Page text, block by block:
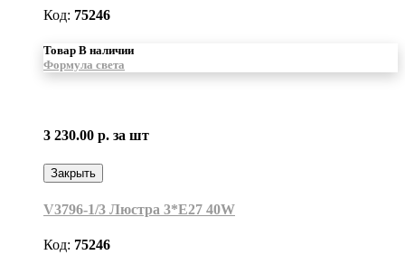
Код: 75246
Товар В наличии
Формула света
3 230.00 р. за шт
Закрыть
V3796-1/3 Люстра 3*Е27 40W
Код: 75246